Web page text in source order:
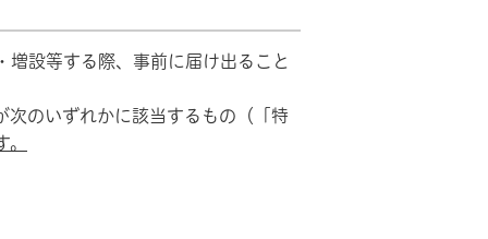
設等する際、事前に届け出ること
のいずれかに該当するもの（「特